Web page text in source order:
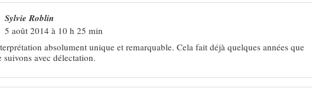
Sylvie Roblin
5 août 2014 à 10 h 25 min
absolument unique et remarquable. Cela fait déjà quelques années que
suivons avec délectation.